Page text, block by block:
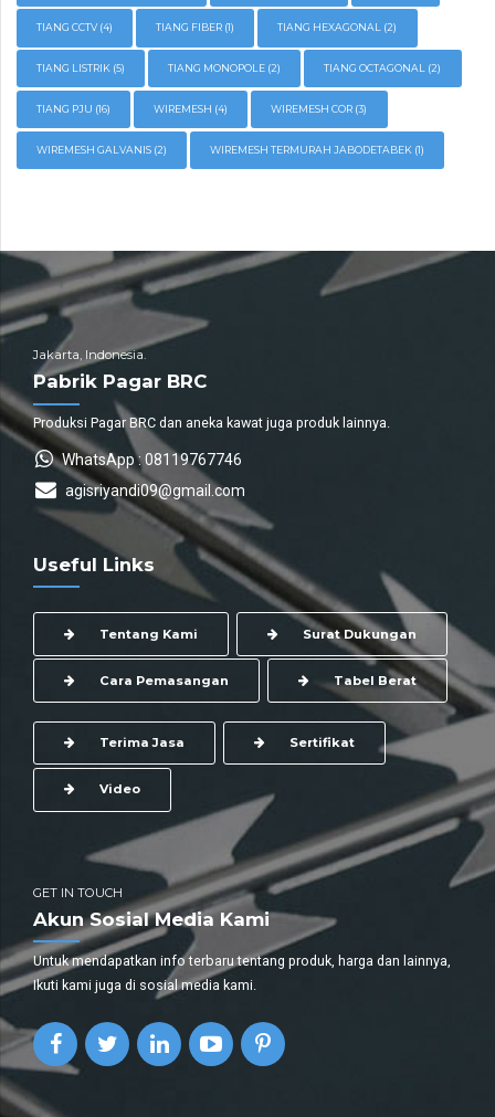
TIANG CCTV(4) TIANG FIBER (1) TIANG HEXAGONAL (2)
TIANG LISTRIK (5) TIANG MONOPOLE (2) TIANG OCTAGONAL (2)
TIANG PJU (16) WIREMESH (4) WIREMESH COR (3)
WIREMESH GALVANIS (2) WIREMESH TERMURAH JABODETABEK (1)
Jakarta, Indonesia.
Pabrik Pagar BRC
Produksi Pagar BRC dan aneka kawat juga produk lainnya.
WhatsApp : 08119767746
agisriyandi09@gmail.com
Useful Links
Tentang Kami Surat Dukungan
Cara Pemasangan Tabel Berat
Terima Jasa Sertifikat
Video
GET IN TOUCH
Akun Sosial Media Kami
Untuk mendapatkan info terbaru tentang produk, harga dan lainnya,
Ikuti kami juga di sosial media kami.